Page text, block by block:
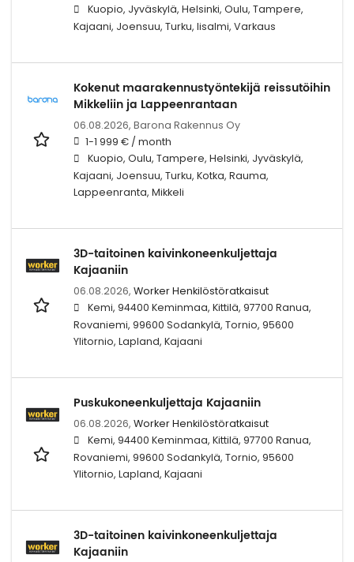
Kuopio, Jyväskylä, Helsinki, Oulu, Tampere,
Kajaani, Joensuu, Turku, Iisalmi, Varkaus
Kokenut maarakennustyöntekijä reissutöihin
Mikkeliin ja Lappeenrantaan
06.08.2026, Barona Rakennus Oy
1-1 999 € / month
Kuopio, Oulu, Tampere, Helsinki, Jyväskylä,
Kajaani, Joensuu, Turku, Kotka, Rauma,
Lappeenranta, Mikkeli
3D-taitoinen kaivinkoneenkuljettaja
Kajaaniin
06.08.2026, Worker Henkilöstöratkaisut
Kemi, 94400 Keminmaa, Kittilä, 97700 Ranua,
Rovaniemi, 99600 Sodankylä, Tornio, 95600
Ylitornio, Lapland, Kajaani
Puskukoneenkuljettaja Kajaaniin
06.08.2026, Worker Henkilöstöratkaisut
Kemi, 94400 Keminmaa, Kittilä, 97700 Ranua,
Rovaniemi, 99600 Sodankylä, Tornio, 95600
Ylitornio, Lapland, Kajaani
3D-taitoinen kaivinkoneenkuljettaja
Kajaaniin